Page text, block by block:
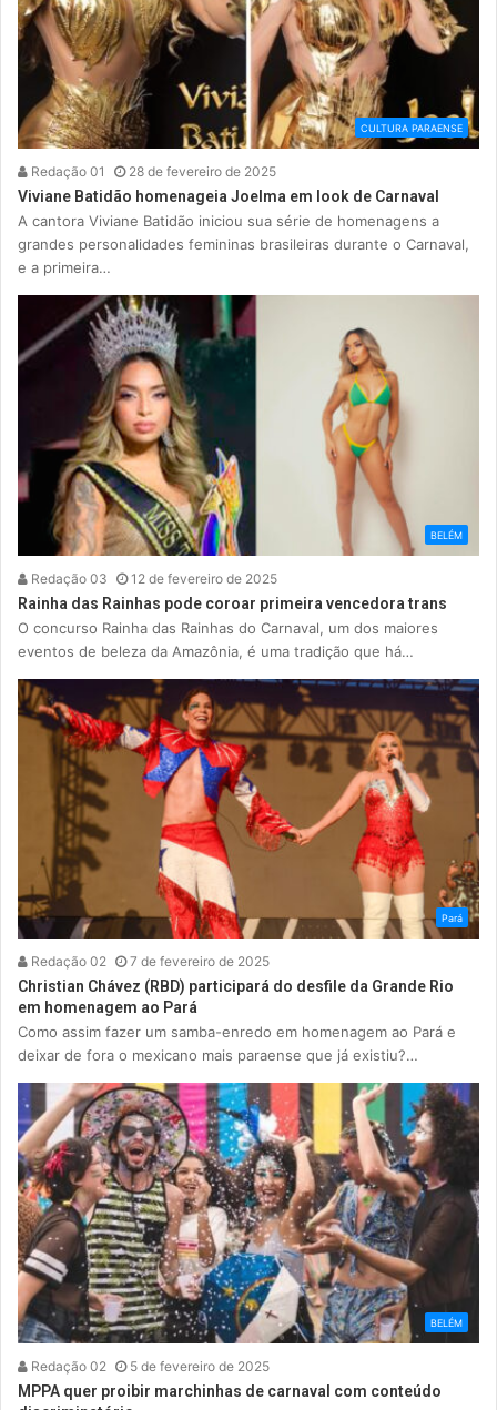
CULTURA PARAENSE
Redação 01 28 de fevereiro de 2025
Viviane Batidão homenageia Joelma em look de Carnaval
A cantora Viviane Batidão iniciou sua série de homenagens a
grandes personalidades femininas brasileiras durante o Carnaval,
e a primeira…
BELÉM
Redação 03 12 de fevereiro de 2025
Rainha das Rainhas pode coroar primeira vencedora trans
O concurso Rainha das Rainhas do Carnaval, um dos maiores
eventos de beleza da Amazônia, é uma tradição que há…
Pará
Redação 02 7 de fevereiro de 2025
Christian Chávez (RBD) participará do desfile da Grande Rio
em homenagem ao Pará
Como assim fazer um samba-enredo em homenagem ao Pará e
deixar de fora o mexicano mais paraense que já existiu?…
BELÉM
Redação 02 5 de fevereiro de 2025
MPPA quer proibir marchinhas de carnaval com conteúdo